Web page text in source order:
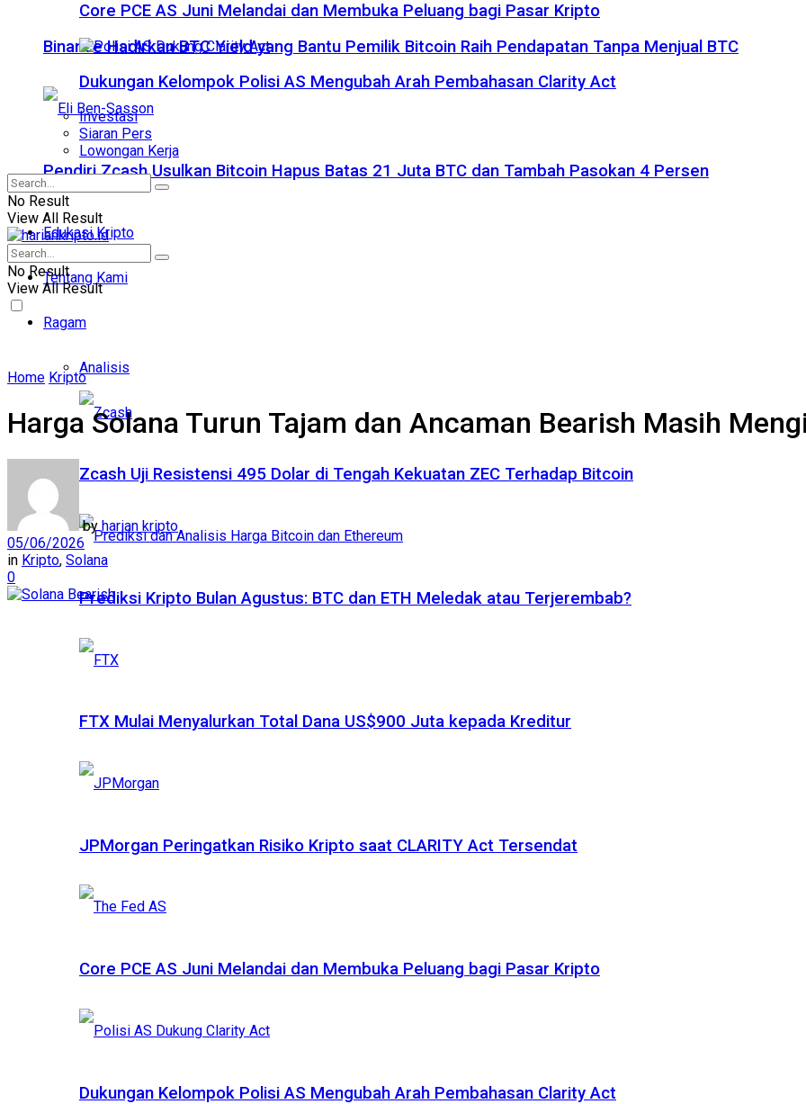
Binance Hadirkan BTC Yield yang Bantu Pemilik Bitcoin Raih Pendapatan Tanpa Menjual BTC
Pendiri Zcash Usulkan Bitcoin Hapus Batas 21 Juta BTC dan Tambah Pasokan 4 Persen
Edukasi Kripto
Tentang Kami
Ragam
Analisis
Zcash Uji Resistensi 495 Dolar di Tengah Kekuatan ZEC Terhadap Bitcoin
Prediksi Kripto Bulan Agustus: BTC dan ETH Meledak atau Terjerembab?
FTX Mulai Menyalurkan Total Dana US$900 Juta kepada Kreditur
JPMorgan Peringatkan Risiko Kripto saat CLARITY Act Tersendat
Core PCE AS Juni Melandai dan Membuka Peluang bagi Pasar Kripto
Dukungan Kelompok Polisi AS Mengubah Arah Pembahasan Clarity Act
Core PCE AS Juni Melandai dan Membuka Peluang bagi Pasar Kripto
Dukungan Kelompok Polisi AS Mengubah Arah Pembahasan Clarity Act
Investasi
Siaran Pers
Lowongan Kerja
No Result
View All Result
No Result
View All Result
Home Kripto
Harga Solana Turun Tajam dan Ancaman Bearish Masih
by harian kripto
05/06/2026
in Kripto, Solana
0